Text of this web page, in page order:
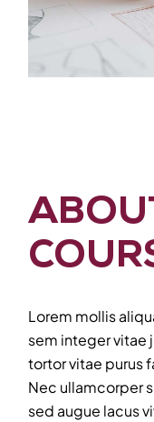
Lorem mollis
sem integer vitae
tortor vitae purus
Nec ullamcorper
sed augue lacus